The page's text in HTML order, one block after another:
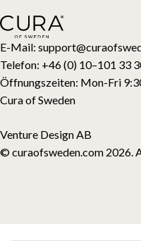
E-Mail:
Telefon: +46 (0) 10–101 33
Öffnungszeiten: Mon-Fri
Cura of Sweden
Venture Design AB
© curaofsweden.com 2026.
Topper
Geschenkkarte